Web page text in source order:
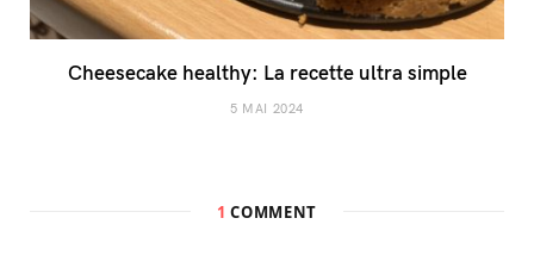
Cheesecake healthy: La recette ultra simple
5 MAI 2024
1 COMMENT